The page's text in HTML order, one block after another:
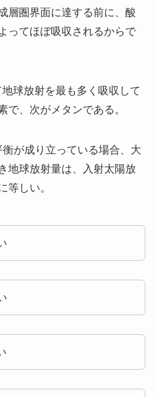
層圏界面に達する前に、酸
ってほぼ吸収されるからで
球放射を最も多く吸収して
で、次がメタンである。
が成り立っている場合、大
地球放射量は、入射太陽放
等しい。